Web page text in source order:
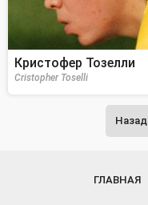
Кристофер Тозелли
Cristopher Toselli
Назад
ГЛАВНАЯ